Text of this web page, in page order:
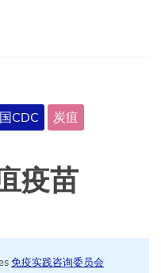
CDC
炭疽
疫苗
免疫实践咨询委员会